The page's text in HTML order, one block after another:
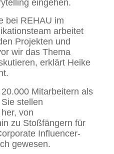
eingehen.
bei REHAU im
arbeitet
Projekten und
wir das Thema
erklärt Heike
Mitarbeitern als
stellen
von
zu Stoßfängern für
Influencer-
gewesen.